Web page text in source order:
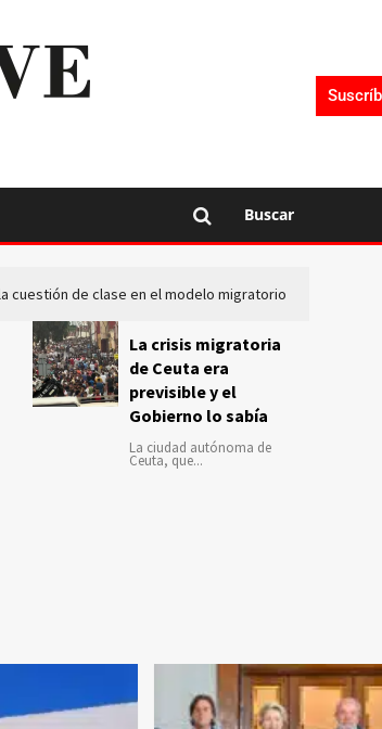
Buscar
cuestión de clase en el modelo migratorio
La crisis migratoria
de Ceuta era
previsible y el
Gobierno lo sabía
La ciudad autónoma de
Ceuta, que...